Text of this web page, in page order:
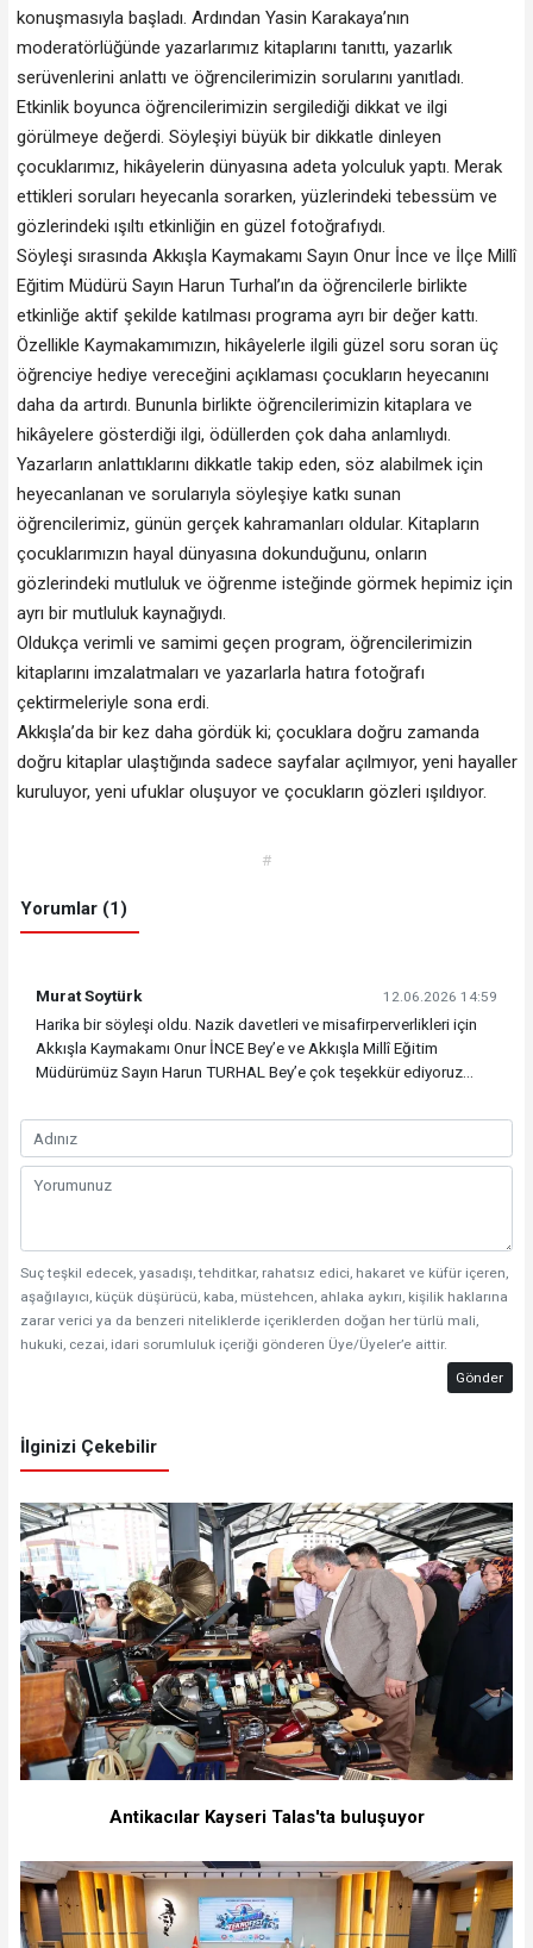
konuşmasıyla başladı. Ardından Yasin Karakaya’nın
moderatörlüğünde yazarlarımız kitaplarını tanıttı, yazarlık
serüvenlerini anlattı ve öğrencilerimizin sorularını yanıtladı.
Etkinlik boyunca öğrencilerimizin sergilediği dikkat ve ilgi
görülmeye değerdi. Söyleşiyi büyük bir dikkatle dinleyen
çocuklarımız, hikâyelerin dünyasına adeta yolculuk yaptı. Merak
ettikleri soruları heyecanla sorarken, yüzlerindeki tebessüm ve
gözlerindeki ışıltı etkinliğin en güzel fotoğrafıydı.
Söyleşi sırasında Akkışla Kaymakamı Sayın Onur İnce ve İlçe Millî
Eğitim Müdürü Sayın Harun Turhal’ın da öğrencilerle birlikte
etkinliğe aktif şekilde katılması programa ayrı bir değer kattı.
Özellikle Kaymakamımızın, hikâyelerle ilgili güzel soru soran üç
öğrenciye hediye vereceğini açıklaması çocukların heyecanını
daha da artırdı. Bununla birlikte öğrencilerimizin kitaplara ve
hikâyelere gösterdiği ilgi, ödüllerden çok daha anlamlıydı.
Yazarların anlattıklarını dikkatle takip eden, söz alabilmek için
heyecanlanan ve sorularıyla söyleşiye katkı sunan
öğrencilerimiz, günün gerçek kahramanları oldular. Kitapların
çocuklarımızın hayal dünyasına dokunduğunu, onların
gözlerindeki mutluluk ve öğrenme isteğinde görmek hepimiz için
ayrı bir mutluluk kaynağıydı.
Oldukça verimli ve samimi geçen program, öğrencilerimizin
kitaplarını imzalatmaları ve yazarlarla hatıra fotoğrafı
çektirmeleriyle sona erdi.
Akkışla’da bir kez daha gördük ki; çocuklara doğru zamanda
doğru kitaplar ulaştığında sadece sayfalar açılmıyor, yeni hayaller
kuruluyor, yeni ufuklar oluşuyor ve çocukların gözleri ışıldıyor.
#
Yorumlar (1)
Murat Soytürk 12.06.2026 14:59
Harika bir söyleşi oldu. Nazik davetleri ve misafirperverlikleri için
Akkışla Kaymakamı Onur İNCE Bey’e ve Akkışla Millî Eğitim
Müdürümüz Sayın Harun TURHAL Bey’e çok teşekkür ediyoruz...
Suç teşkil edecek, yasadışı, tehditkar, rahatsız edici, hakaret ve küfür içeren,
aşağılayıcı, küçük düşürücü, kaba, müstehcen, ahlaka aykırı, kişilik haklarına
zarar verici ya da benzeri niteliklerde içeriklerden doğan her türlü mali,
hukuki, cezai, idari sorumluluk içeriği gönderen Üye/Üyeler’e aittir.
Gönder
İlginizi Çekebilir
Antikacılar Kayseri Talas'ta buluşuyor